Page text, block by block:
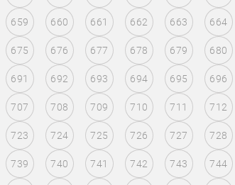
659 660 661 662 663 664
675 676 677 678 679 680
691 692 693 694 695 696
707 708 709 710 711 712
723 724 725 726 727 728
739 740 741 742 743 744